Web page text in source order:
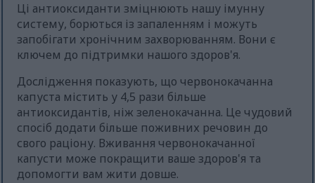
Ці антиоксиданти зміцнюють нашу імунну
систему, борються із запаленням і можуть
запобігати хронічним захворюванням. Вони є
ключем до підтримки нашого здоров'я.
Дослідження показують, що червонокачанна
капуста містить у 4,5 рази більше
антиоксидантів, ніж зеленокачанна. Це чудовий
спосіб додати більше поживних речовин до
свого раціону. Вживання червонокачанної
капусти може покращити ваше здоров'я та
допомогти вам жити довше.